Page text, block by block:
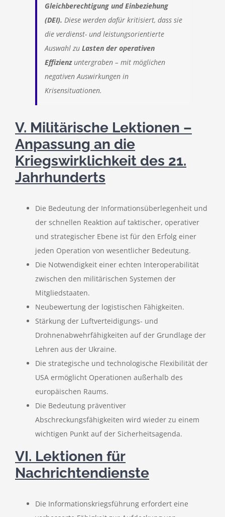
Gleichberechtigung und Einbeziehung
(DEI). Diese werden dafür kritisiert, dass sie
die verdienst- und leistungsorientierte
Auswahl zu Lasten der operativen
Effizienzuntergraben – mit möglichen
negativen Auswirkungen in
Krisensituationen.
V. Militärische Lektionen –
Anpassung an die
Kriegswirklichkeit des 21.
Jahrhunderts
Die Bedeutung der Informationsüberlegenheit und
der schnellen Reaktion auf taktischer, operativer
und strategischer Ebene ist für den Erfolg einer
jeden Operation von wesentlicher Bedeutung.
Die Notwendigkeit einer echten Interoperabilität
zwischen den militärischen Systemen der
Mitgliedstaaten.
Neubewertung der logistischen Fähigkeiten.
Stärkung der Luftverteidigungs- und
Drohnenabwehrfähigkeiten auf der Grundlage der
Lehren aus der Ukraine.
Die strategische und technologische Flexibilität der
USA ermöglicht Operationen außerhalb des
europäischen Raums.
Die Bedeutung präventiver
Abschreckungsfähigkeiten wird wieder zu einem
wichtigen Punkt auf der Sicherheitsagenda.
VI. Lektionen für
Nachrichtendienste
Die Informationskriegsführung erfordert eine